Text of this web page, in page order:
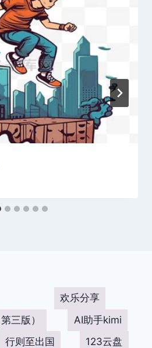
欢乐分享
三版）
AI助手kimi
行则至出国
123云盘